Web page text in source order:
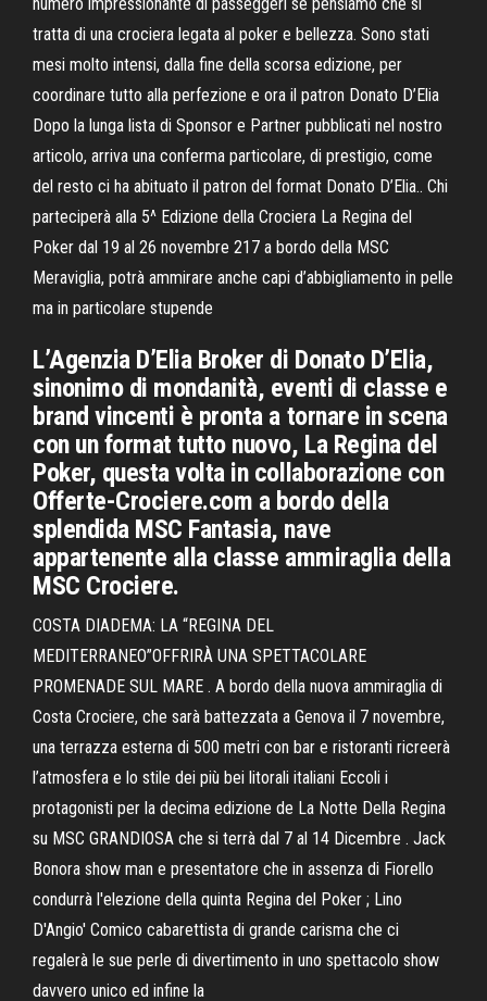
tratta di una crociera legata al poker e bellezza. Sono stati
mesi molto intensi, dalla fine della scorsa edizione, per
coordinare tutto alla perfezione e ora il patron Donato D’Elia
Dopo la lunga lista di Sponsor e Partner pubblicati nel nostro
articolo, arriva una conferma particolare, di prestigio, come
del resto ci ha abituato il patron del format Donato D’Elia.. Chi
parteciperà alla 5^ Edizione della Crociera La Regina del
Poker dal 19 al 26 novembre 217 a bordo della MSC
Meraviglia, potrà ammirare anche capi d’abbigliamento in pelle
ma in particolare stupende
L’Agenzia D’Elia Broker di Donato D’Elia,
sinonimo di mondanità, eventi di classe e
brand vincenti è pronta a tornare in scena
con un format tutto nuovo, La Regina del
Poker, questa volta in collaborazione con
Offerte-Crociere.com a bordo della
splendida MSC Fantasia, nave
appartenente alla classe ammiraglia della
MSC Crociere.
COSTA DIADEMA: LA “REGINA DEL
MEDITERRANEO”OFFRIRÀ UNA SPETTACOLARE
PROMENADE SUL MARE . A bordo della nuova ammiraglia di
Costa Crociere, che sarà battezzata a Genova il 7 novembre,
una terrazza esterna di 500 metri con bar e ristoranti ricreerà
l’atmosfera e lo stile dei più bei litorali italiani Eccoli i
protagonisti per la decima edizione de La Notte Della Regina
su MSC GRANDIOSA che si terrà dal 7 al 14 Dicembre . Jack
Bonora show man e presentatore che in assenza di Fiorello
condurrà l'elezione della quinta Regina del Poker ; Lino
D'Angio' Comico cabarettista di grande carisma che ci
regalerà le sue perle di divertimento in uno spettacolo show
davvero unico ed infine la